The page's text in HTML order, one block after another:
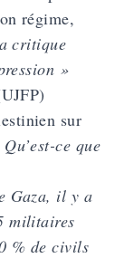
régime,
critique
»
sur
Qu’est-ce que
Gaza, il y a
militaires
% de civils